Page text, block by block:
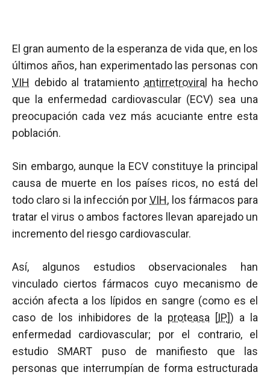
El gran aumento de la esperanza de vida que, en los
últimos años, han experimentado las personas con
VIH debido al tratamiento antirretroviral
ha hecho
que la enfermedad cardiovascular (ECV) sea una
preocupación cada vez más acuciante entre esta
población.
Sin embargo, aunque la ECV constituye la principal
causa de muerte en los países ricos, no está del
todo claro si la infección porVIH, los fármacos para
tratar el virus o ambos factores llevan aparejado un
incremento del riesgo cardiovascular.
Así, algunos estudios observacionales han
vinculado ciertos fármacos cuyo mecanismo de
acción afecta a los lípidos en sangre (como es el
caso de los inhibidores de la proteasa [IP]) a la
enfermedad cardiovascular; por el contrario, el
estudio SMART puso de manifiesto que las
personas que interrumpían de forma estructurada